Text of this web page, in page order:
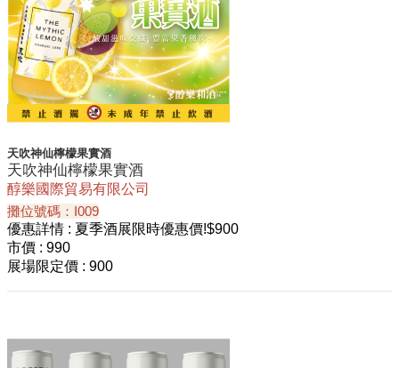
天吹神仙檸檬果實酒
天吹神仙檸檬果實酒
醇樂國際貿易有限公司
攤位號碼：I009
優惠詳情 : 夏季酒展限時優惠價!$900
市價 : 990
展場限定價 : 900